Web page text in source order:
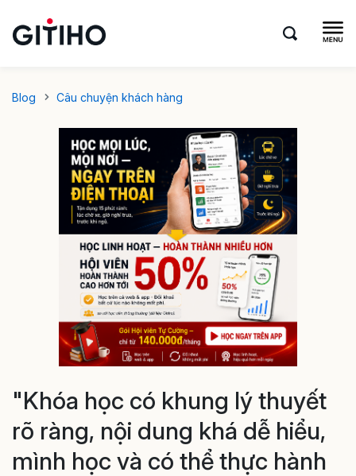
Blog Câu chuyện khách hàng
"Khóa học có khung lý thuyết
rõ ràng, nội dung khá dễ hiểu,
mình học và có thể thực hành